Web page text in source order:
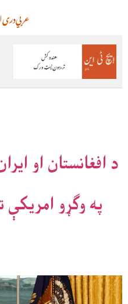
دریعربي
په وګړو